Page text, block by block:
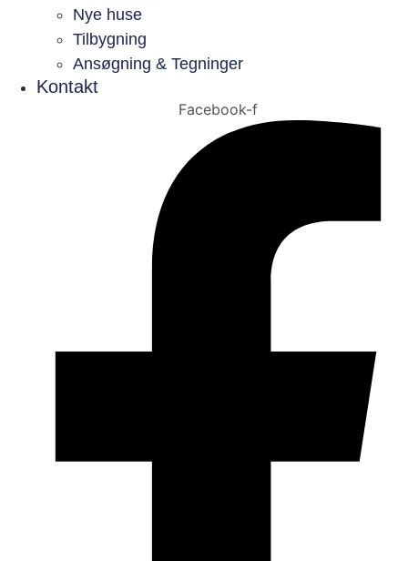
Nye huse
Tilbygning
Ansøgning & Tegninger
Kontakt
Facebook-f